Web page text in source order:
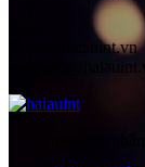
haiau@haiauint.vn